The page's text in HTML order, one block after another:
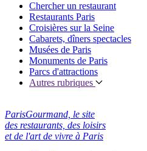
Chercher un restaurant
Restaurants Paris
Croisières sur la Seine
Cabarets, dîners spectacles
Musées de Paris
Monuments de Paris
Parcs d'attractions
Autres rubriques
ParisGourmand, le site
des restaurants, des loisirs
et de l'art de vivre à Paris